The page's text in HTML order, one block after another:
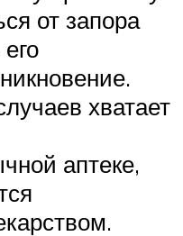
от запора
хватает
аптеке,